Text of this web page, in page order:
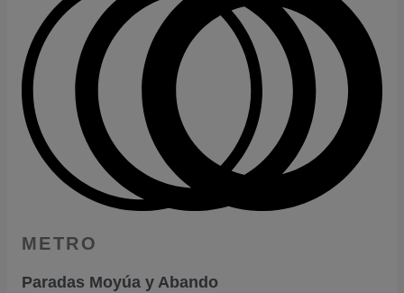
METRO
Paradas Moyúa y Abando